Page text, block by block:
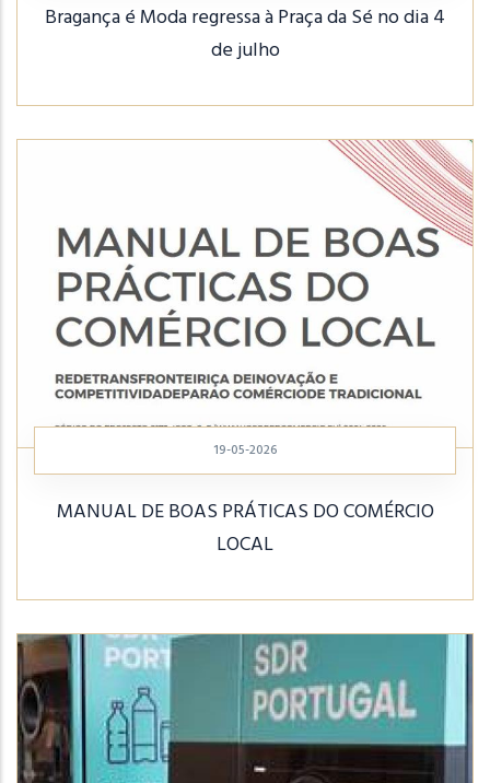
Bragança é Moda regressa à Praça da Sé no dia 4
de julho
19-05-2026
MANUAL DE BOAS PRÁTICAS DO COMÉRCIO
LOCAL